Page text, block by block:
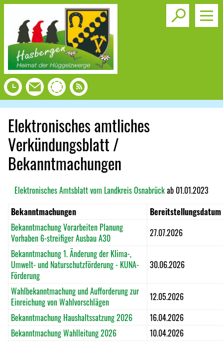
Toggle
Elektronisches amtliches
Verkündungsblatt /
Bekanntmachungen
Elektronisches Amtsblatt vom Landkreis Osnabrückab 01.01.2023
Bekanntmachungen
Bereitstellungsdatum
Bekanntmachung Vorarbeiten Planung
Vorhaben 6-streifiger Ausbau A30
27.07.2026
Bekanntmachung 1. Änderung der Klima-,
Umwelt- und Naturschutzförderung - KUNA-
Förderung
30.06.2026
Wahlbekanntmachung und Aufforderung zur
Einreichung von Wahlvorschlägen
12.05.2026
Bekanntmachung Haushaltssatzung 2026
16.04.2026
Bekanntmachung Wahlleitung 2026
10.04.2026